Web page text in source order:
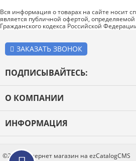
Вся информация о товарах на сайте носит
является публичной офертой,
Гражданского кодекса Российской
ЗАКАЗАТЬ ЗВОНОК
ПОДПИСЫВАЙТЕСЬ:
О КОМПАНИИ
Новости
ИНФОРМАЦИЯ
Каталог товаров
Блог
©2026 Интернет магазин на ezCatalogCMS